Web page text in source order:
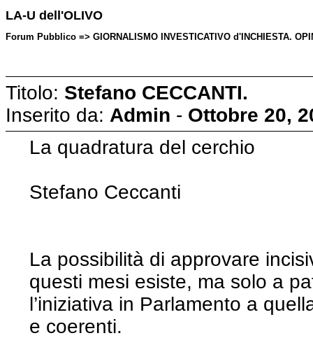
LA-U dell'OLIVO
Forum Pubblico => GIORNALISMO INVESTICATIVO d'INCHIESTA.
Titolo: Stefano CECCANTI.
Inserito da: Admin - Ottobre 20,
La quadratura del cerchio
Stefano Ceccanti
La possibilità di approvare
questi mesi esiste, ma solo a
l’iniziativa in Parlamento a
e coerenti.